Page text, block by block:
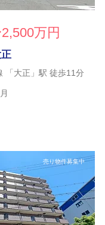
万円
「大正」駅 徒歩11分
売り物件募集中